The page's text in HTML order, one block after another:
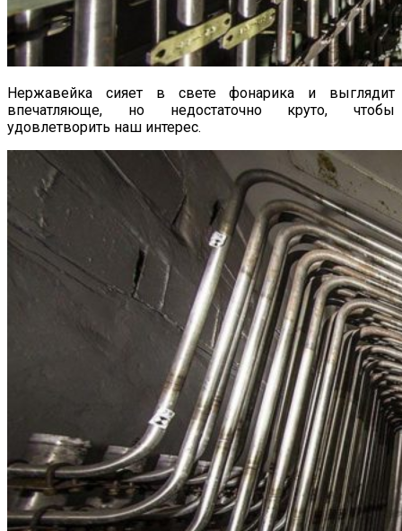
Нержавейка сияет в свете фонарика и выглядит
впечатляюще, но недостаточно круто, чтобы
удовлетворить наш интерес.